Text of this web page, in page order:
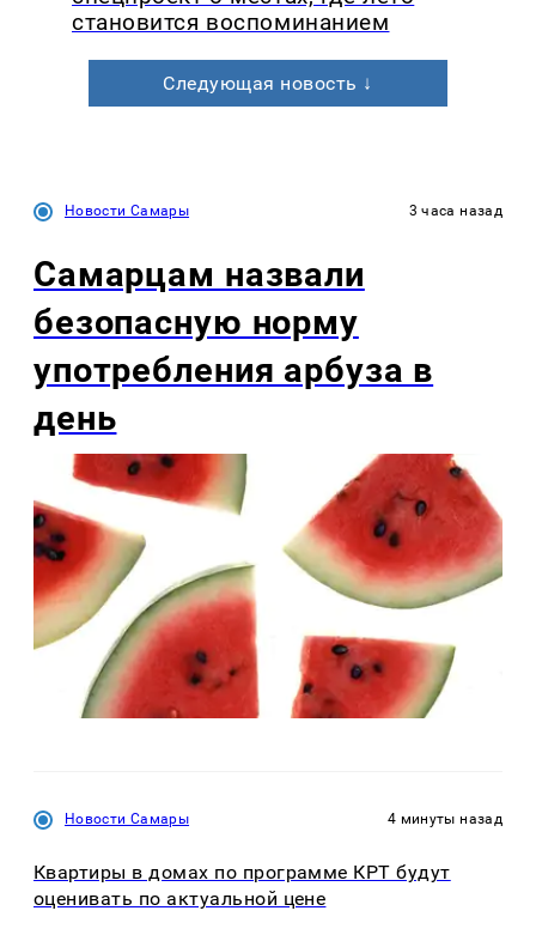
становится воспоминанием
Следующая новость ↓
Новости Самары 3 часа назад
Самарцам назвали
безопасную норму
употребления арбуза в
день
Новости Самары 4 минуты назад
Квартиры в домах по программе КРТ будут
оценивать по актуальной цене